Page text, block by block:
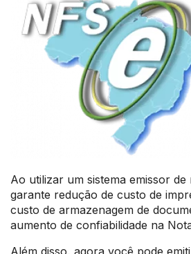
Ao utilizar um sistema emissor de
garante redução de custo de
custo de armazenagem de
aumento de confiabilidade na
Além disso, agora você pode